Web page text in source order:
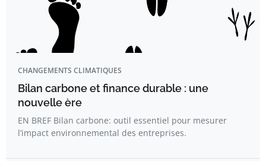
CHANGEMENTS CLIMATIQUES
Bilan carbone et finance durable : une
nouvelle ère
EN BREF Bilan carbone: outil essentiel pour mesurer
l’impact environnemental des entreprises.